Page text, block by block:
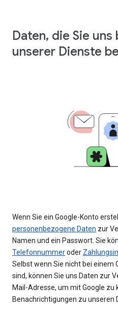
Daten, die Sie
unserer Dienste
Wenn Sie ein Google-Konto
personenbezogene Daten zur
Namen und ein Passwort. Sie
Telefonnummeroder
Selbst wenn Sie nicht bei einem
sind, können Sie uns Daten zur
Mail-Adresse, um mit Google
Benachrichtigungen zu unseren